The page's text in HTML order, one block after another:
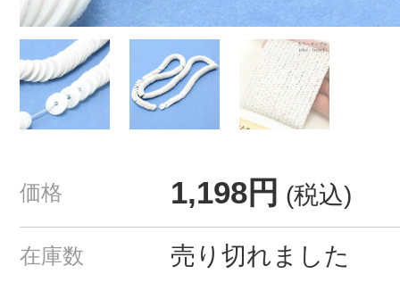
価格 1,198円 (税込)
在庫数 売り切れました